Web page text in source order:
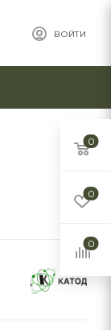
ВОЙТИ
0
0
0